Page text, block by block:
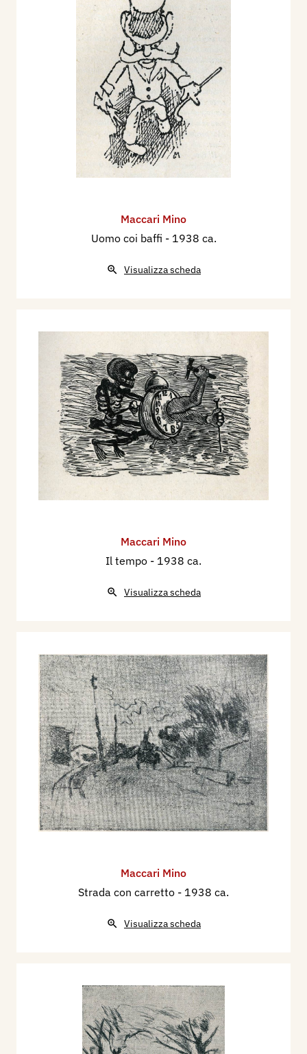
Maccari Mino
Uomo coi baffi - 1938 ca.
Visualizza scheda
Maccari Mino
Il tempo - 1938 ca.
Visualizza scheda
Maccari Mino
Strada con carretto - 1938 ca.
Visualizza scheda